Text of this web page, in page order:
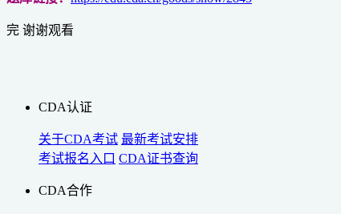
完 谢谢观看
CDA认证
关于CDA考试 最新考试安排
考试报名入口 CDA证书查询
CDA合作